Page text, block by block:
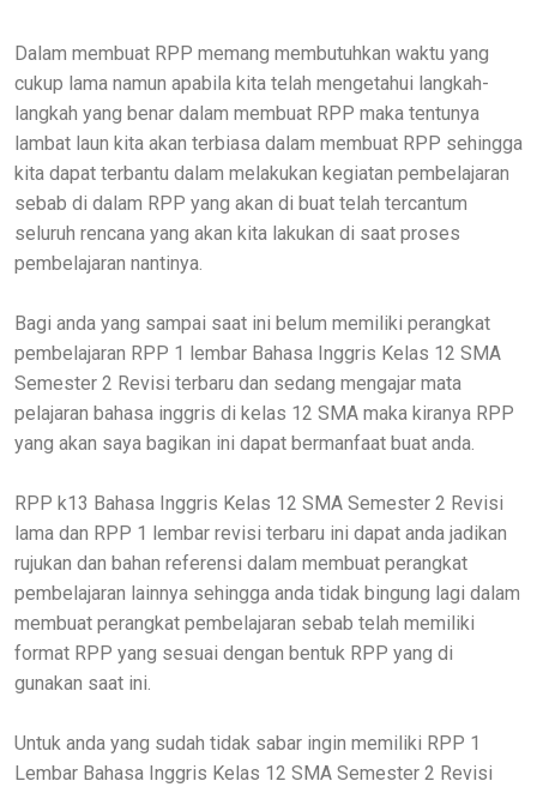
Dalam membuat RPP memang membutuhkan waktu yang
cukup lama namun apabila kita telah mengetahui langkah-
langkah yang benar dalam membuat RPP maka tentunya
lambat laun kita akan terbiasa dalam membuat RPP sehingga
kita dapat terbantu dalam melakukan kegiatan pembelajaran
sebab di dalam RPP yang akan di buat telah tercantum
seluruh rencana yang akan kita lakukan di saat proses
pembelajaran nantinya.
Bagi anda yang sampai saat ini belum memiliki perangkat
pembelajaran RPP 1 lembar Bahasa Inggris Kelas 12 SMA
Semester 2 Revisi terbaru dan sedang mengajar mata
pelajaran bahasa inggris di kelas 12 SMA maka kiranya RPP
yang akan saya bagikan ini dapat bermanfaat buat anda.
RPP k13 Bahasa Inggris Kelas 12 SMA Semester 2 Revisi
lama dan RPP 1 lembar revisi terbaru ini dapat anda jadikan
rujukan dan bahan referensi dalam membuat perangkat
pembelajaran lainnya sehingga anda tidak bingung lagi dalam
membuat perangkat pembelajaran sebab telah memiliki
format RPP yang sesuai dengan bentuk RPP yang di
gunakan saat ini.
Untuk anda yang sudah tidak sabar ingin memiliki RPP 1
Lembar Bahasa Inggris Kelas 12 SMA Semester 2 Revisi